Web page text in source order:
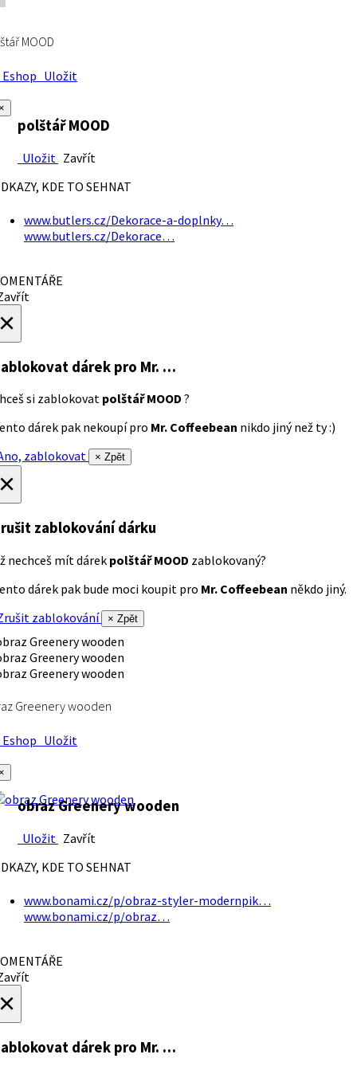
MOOD
Uložit
polštář MOOD
Uložit Zavřít
KDE TO SEHNAT
www.butlers.cz/Dekorace-a-doplnky…
www.butlers.cz/Dekorace…
dárek pro Mr. …
si zablokovat polštář MOOD ?
dárek pak nekoupí pro Mr. Coffeebean nikdo jiný než ty :)
zablokovat
× Zpět
zablokování dárku
nechceš mít dárek polštář MOOD zablokovaný?
dárek pak bude moci koupit pro Mr. Coffeebean někdo jiný.
zablokování
× Zpět
Greenery wooden
Uložit
obraz Greenery wooden
Uložit Zavřít
KDE TO SEHNAT
www.bonami.cz/p/obraz-styler-modernpik…
www.bonami.cz/p/obraz…
dárek pro Mr. …